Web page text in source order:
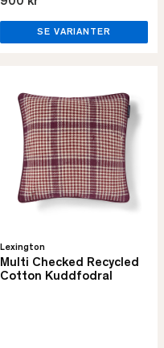
SE VARIANTER
Lexington
Multi Checked Recycled
Cotton Kuddfodral